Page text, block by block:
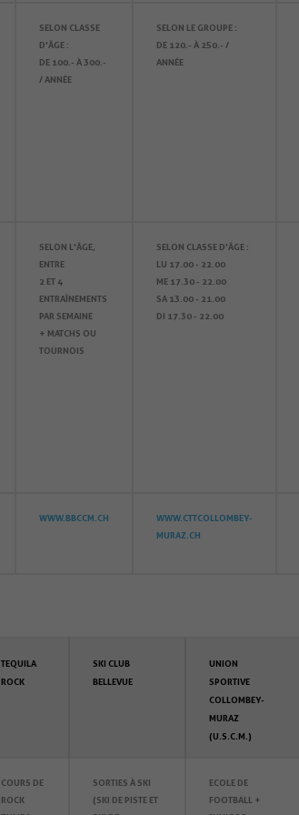
SELON CLASSE
D'ÂGE :
DE 100.- À 300.-
/ ANNÉE
SELON LE GROUPE :
DE 120.- À 250.- /
ANNÉE
SELON L'ÂGE,
ENTRE
2 ET 4
ENTRAÎNEMENTS
PAR SEMAINE
+ MATCHS OU
TOURNOIS
SELON CLASSE D'ÂGE :
LU 17.00 - 22.00
ME 17.30 - 22.00
SA 13.00 - 21.00
DI 17.30 - 22.00
WWW.BBCCM.CH
WWW.CTTCOLLOMBEY-
MURAZ.CH
TEQUILA
ROCK
SKI CLUB
BELLEVUE
UNION
SPORTIVE
COLLOMBEY-
MURAZ
(U.S.C.M.)
COURS DE
ROCK
SORTIES À SKI
(SKI DE PISTE ET
ECOLE DE
FOOTBALL +